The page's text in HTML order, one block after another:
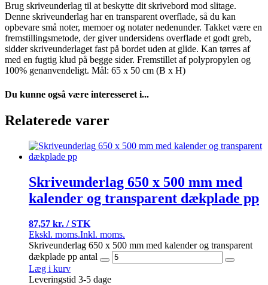
Brug skriveunderlag til at beskytte dit skrivebord mod slitage.
Denne skriveunderlag har en transparent overflade, så du kan
opbevare små noter, memoer og notater nedenunder. Takket være en
fremstillingsmetode, der giver undersidens overflade et godt greb,
sidder skriveunderlaget fast på bordet uden at glide. Kan tørres af
med en fugtig klud på begge sider. Fremstillet af polypropylen og
100% genanvendeligt. Mål: 65 x 50 cm (B x H)
Du kunne også være interesseret i...
Relaterede varer
Skriveunderlag 650 x 500 mm med
kalender og transparent dækplade pp
87,57 kr. / STK
Ekskl. moms.Inkl. moms.
Skriveunderlag 650 x 500 mm med kalender og transparent
dækplade pp antal
Læg i kurv
Leveringstid 3-5 dage